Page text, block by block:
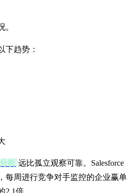
。
下趋势：
析 远比孤立观察可靠。Salesforce
每周进行竞争对手监控的企业赢单
倍。